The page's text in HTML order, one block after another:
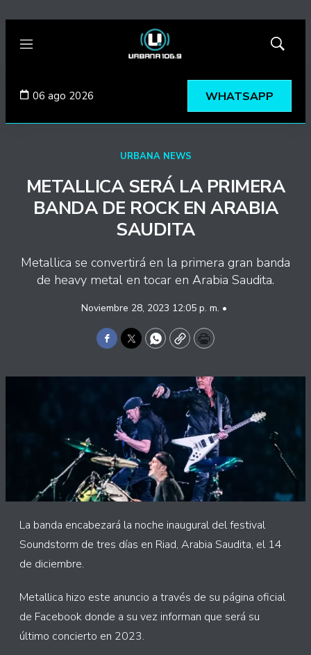
Menú
Mostrar
06 ago 2026 WHATSAPP
URBANA NEWS
METALLICA SERÁ LA PRIMERA
BANDA DE ROCK EN ARABIA
SAUDITA
Metallica se convertirá en la primera gran banda
de heavy metal en tocar en Arabia Saudita.
Noviembre 28, 2023 12:05 p. m. •
Facebook
TwitterWhatsApp
CopyPrint
La banda encabezará la noche inaugural del festival
Soundstorm de tres días en Riad, Arabia Saudita, el 14
de diciembre.
Metallica hizo este anuncio a través de su página oficial
de Facebook donde a su vez informan que será su
último concierto en 2023.